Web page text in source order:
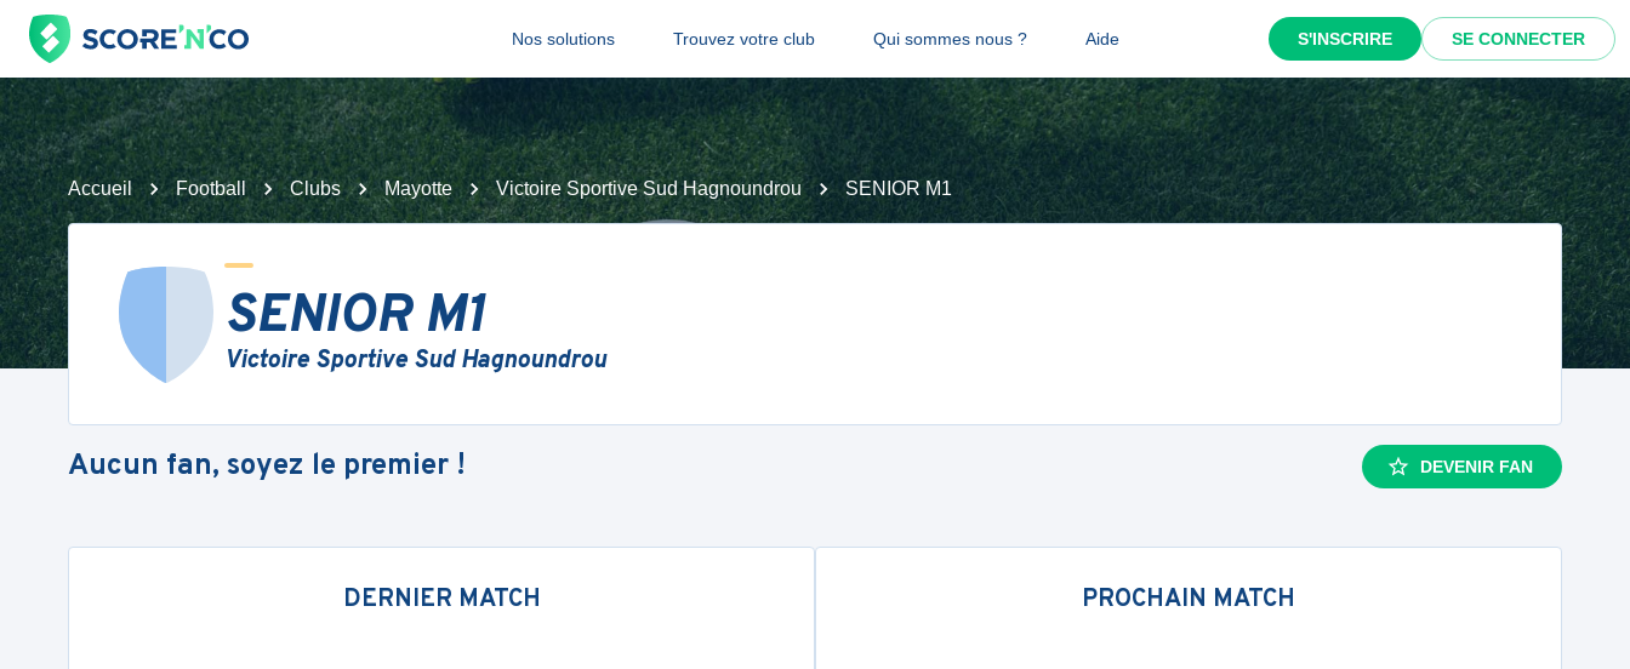
Nos solutions Trouvez votre club Qui sommes nous ? Aide S'INSCRIRE SE CONNECTER
Accueil Football Clubs Mayotte Victoire Sportive Sud Hagnoundrou SENIOR M1
SENIOR M1
Victoire Sportive Sud Hagnoundrou
Aucun fan, soyez le premier ! DEVENIR FAN
DERNIER MATCH PROCHAIN MATCH